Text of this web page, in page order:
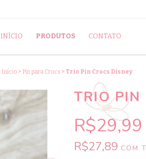
INÍCIO PRODUTOS CONTATO
Início > Pin para Crocs > Trio Pin Crocs Disney
TRIO PIN
R$29,99
R$27,89 COM